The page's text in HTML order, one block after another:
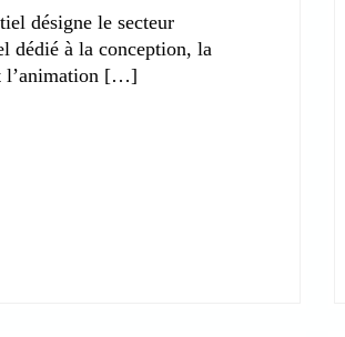
désigne le secteur
dédié à la conception, la